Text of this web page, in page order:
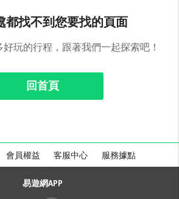
都找不到您要找的頁面
玩的行程，跟著我們一起探索吧！
回首頁
會員權益 客服中心 服務據點
易遊網APP